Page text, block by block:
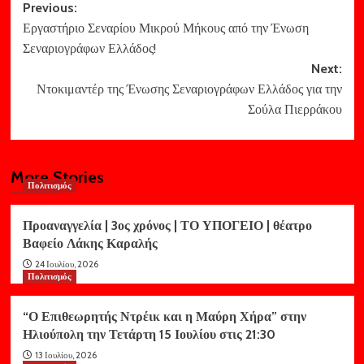
Post
navigation
Previous:
Εργαστήριο Σεναρίου Μικρού Μήκους από την Ένωση
Σεναριογράφων Ελλάδος!
Next:
Ντοκιμαντέρ της Ένωσης Σεναριογράφων Ελλάδος για την
Σούλα Πιερράκου
More Stories
Πολιτισμός
Προαναγγελία | 3ος χρόνος | ΤΟ ΥΠΟΓΕΙΟ | θέατρο
Βαφείο Λάκης Καραλής
24 Ιουλίου, 2026
Πολιτισμός
“Ο Επιθεωρητής Ντρέικ και η Μαύρη Χήρα” στην
Ηλιούπολη την Τετάρτη 15 Ιουλίου στις 21:30
13 Ιουλίου, 2026